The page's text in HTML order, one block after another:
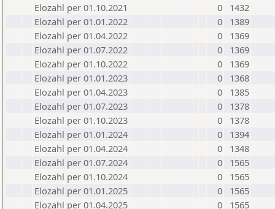
Elozahl per 01.10.2021
0
1432
Elozahl per 01.01.2022
0
1389
Elozahl per 01.04.2022
0
1369
Elozahl per 01.07.2022
0
1369
Elozahl per 01.10.2022
0
1369
Elozahl per 01.01.2023
0
1368
Elozahl per 01.04.2023
0
1385
Elozahl per 01.07.2023
0
1378
Elozahl per 01.10.2023
0
1378
Elozahl per 01.01.2024
0
1394
Elozahl per 01.04.2024
0
1348
Elozahl per 01.07.2024
0
1565
Elozahl per 01.10.2024
0
1565
Elozahl per 01.01.2025
0
1565
Elozahl per 01.04.2025
0
1565